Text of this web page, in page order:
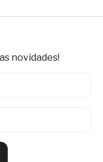
novidades!